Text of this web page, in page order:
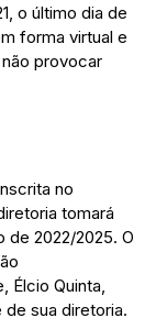
o último dia de
forma virtual e
provocar
no
tomará
de 2022/2025. O
Élcio Quinta,
sua diretoria.